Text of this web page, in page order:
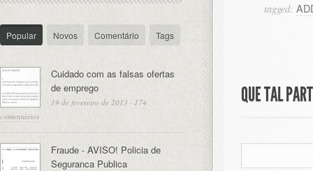
tagged:
QUE TAL
Popular Novos Comentário Tags
Cuidado com as falsas ofertas
de emprego
19 de fevereiro de 2013 · 174
comentários
Fraude - AVISO! Policia de
Seguranca Publica